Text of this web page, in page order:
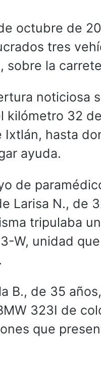
octubre de
tres
la
noticiosa
32
hasta
ayuda.
de
Larisa N., de
tripulaba
W, unidad
B., de 35
323I de
que